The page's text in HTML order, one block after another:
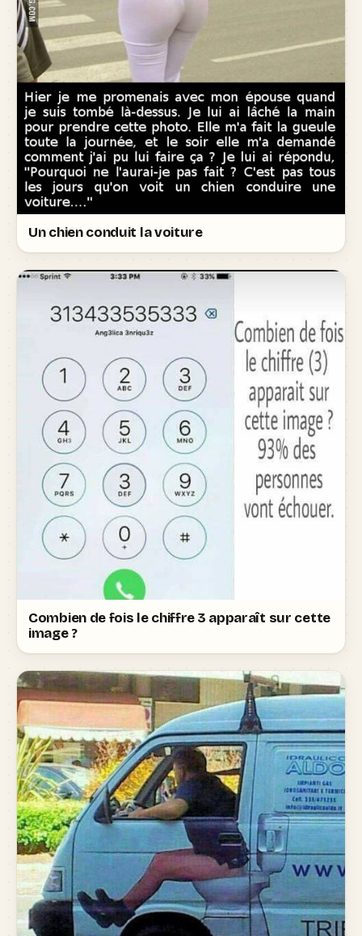
Un chien conduit la voiture
Combien de fois le chiffre 3 apparaît sur cette
image ?